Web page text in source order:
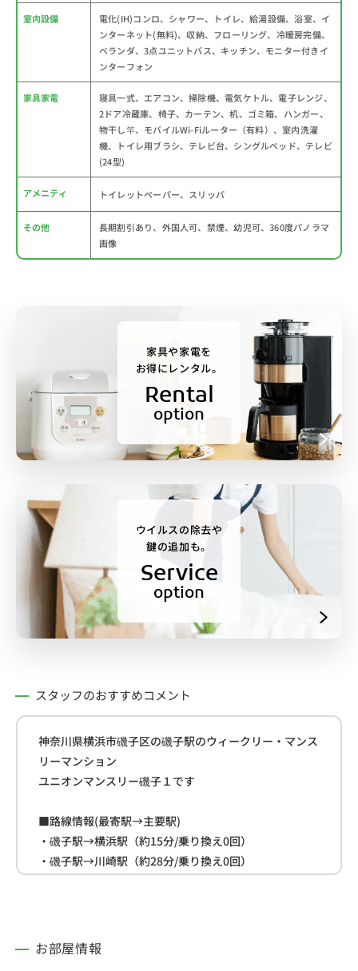
室内設備
電化(IH)コンロ、シャワー、トイレ、給湯設備、浴室、イ
ンターネット(無料)、収納、フローリング、冷暖房完備、
ベランダ、3点ユニットバス、キッチン、モニター付きイ
ンターフォン
家具家電
寝具一式、エアコン、掃除機、電気ケトル、電子レンジ、
2ドア冷蔵庫、椅子、カーテン、机、ゴミ箱、ハンガー、
物干し竿、モバイルWi-Fiルーター（有料）、室内洗濯
機、トイレ用ブラシ、テレビ台、シングルベッド、テレビ
(24型)
アメニティ トイレットペーパー、スリッパ
その他
長期割引あり、外国人可、禁煙、幼児可、360度パノラマ
画像
家具や家電を
お得にレンタル。
Rental
option
ウイルスの除去や
鍵の追加も。
Service
option
スタッフのおすすめコメント
神奈川県横浜市磯子区の磯子駅のウィークリー・マンス
リーマンション
ユニオンマンスリー磯子１です
■路線情報(最寄駅→主要駅)
・磯子駅→横浜駅（約15分/乗り換え0回）
・磯子駅→川崎駅（約28分/乗り換え0回）
・磯子駅→東京駅（約45分/乗り換え0回）
・病院(約350m)
・セブンイレブン(約350m)
お部屋情報